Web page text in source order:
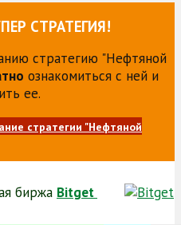
СТРАТЕГИЯ!
стратегию "Нефтяной
ознакомиться с ней и
ее.
стратегии "Нефтяной
биржа Bitget